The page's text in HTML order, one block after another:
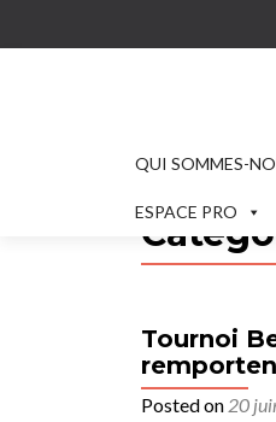
QUI SOMMES-
ESPACE PRO
Tournoi
Posted on 20